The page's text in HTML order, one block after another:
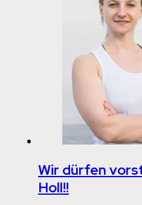
Wir dürfen
Holl!!